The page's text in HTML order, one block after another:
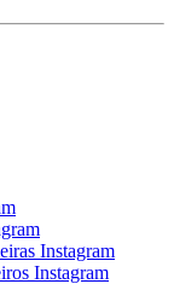
Instagram
Instagram